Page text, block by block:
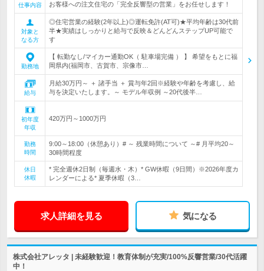
仕事内容
お客様への注文住宅の「完全反響型の営業」をお任せします！
対象と
なる方
◎住宅営業の経験(2年以上)◎運転免許(AT可)★平均年齢は30代前
半★実績はしっかりと給与で反映＆どんどんステップUP可能で
す
勤務地
【 転勤なし/マイカー通勤OK（ 駐車場完備 ） 】 希望をもとに福
岡県内(福岡市、古賀市、宗像市…
給与
月給30万円～ ＋ 諸手当 ＋ 賞与年2回※経験や年齢を考慮し、給
与を決定いたします。～ モデル年収例 ～20代後半…
初年度
年収
420万円～1000万円
勤務
時間
9:00～18:00（休憩あり）# ～ 残業時間について ～# 月平均20～
30時間程度
休日
休暇
* 完全週休2日制（毎週水・木）* GW休暇（9日間）※2026年度カ
レンダーによる* 夏季休暇（3…
求人詳細を見る 気になる
株式会社アレッタ | 未経験歓迎！教育体制が充実/100%反響営業/30代活躍
中！